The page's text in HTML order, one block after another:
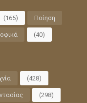
(165) Ποίηση
(40)
(428)
(298)